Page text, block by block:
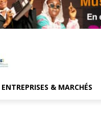
ENTREPRISES & MARCHÉS